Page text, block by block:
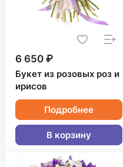
6 650 ₽
Букет из розовых роз и
ирисов
Подробнее
В корзину